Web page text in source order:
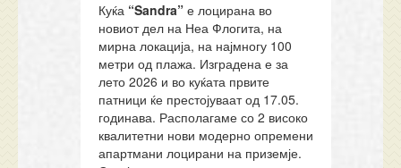
Куќа “Sandra” е лоцирана во
новиот дел на Неа Флогита, на
мирна локација, на најмногу 100
метри од плажа. Изградена е за
лето 2026 и во куќата првите
патници ќе престојуваат од 17.05.
годинава. Располагаме со 2 високо
квалитетни нови модерно опремени
апартмани лоцирани на приземје.